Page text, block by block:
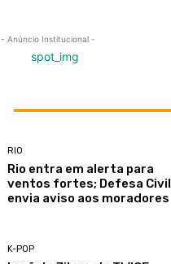
- Anúncio Institucional -
RIO
Rio entra em alerta para
ventos fortes; Defesa Civil
envia aviso aos moradores
K-POP